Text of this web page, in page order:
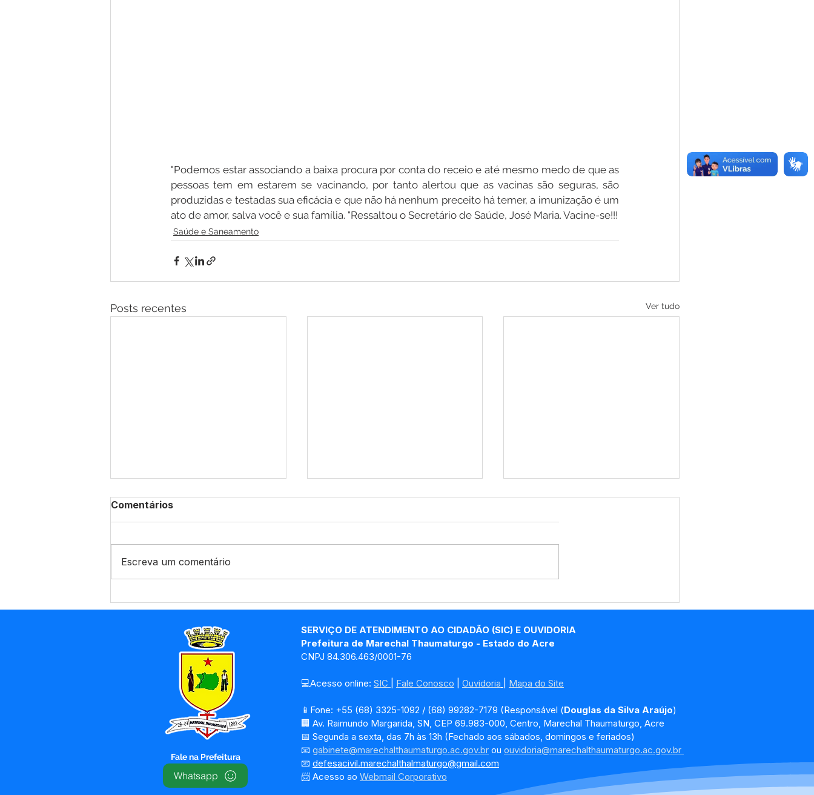
"Podemos estar associando a baixa procura por conta do receio e até mesmo medo de que as
pessoas tem em estarem se vacinando, por tanto alertou que as vacinas são seguras, são
produzidas e testadas sua eficácia e que não há nenhum preceito há temer, a imunização é um
Saúde e Saneamento
Posts recentes Ver tudo
Thaumaturgo promove a
7ª Conferência Municipal
de SaúdeA Prefeitura de
Marechal Thaumaturgo,
por meio da Secretaria
Municipal de Saúde em
parceria com o Conselho
Municipal de
de vacinação na Escola
Araújo
Thaumaturgo acompanha
aprimorar gestão de
resíduos sólidos
Comentários
Escreva um comentário
Fale na Prefeitura
Whatsapp
SERVIÇO DE ATENDIMENTO AO CIDADÃO (SIC) E OUVIDORIA
Prefeitura de Marechal Thaumaturgo - Estado do Acre
CNPJ 84.306.463/0001-76
💻Acesso online: SIC Fale Conosco Ouvidoria Mapa do Site
📱Fone: +55 (68) 3325-1092 / (68) 99282-7179 (Responsável (Douglas da Silva Araújo)
🏢 Av. Raimundo Margarida, SN, CEP 69.983-000, Centro, Marechal Thaumaturgo, Acre
📅 Segunda a sexta, das 7h às 13h (Fechado aos sábados, domingos e feriados)
📧 gabinete@marechalthaumaturgo.ac.gov.br ou ouvidoria@marechalthaumaturgo.ac.gov.br
📧 defesacivil.marechalthalmaturgo@gmail.com
📨 Acesso ao Webmail Corporativo